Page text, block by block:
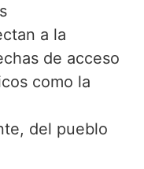
a la
de acceso
como la
del pueblo